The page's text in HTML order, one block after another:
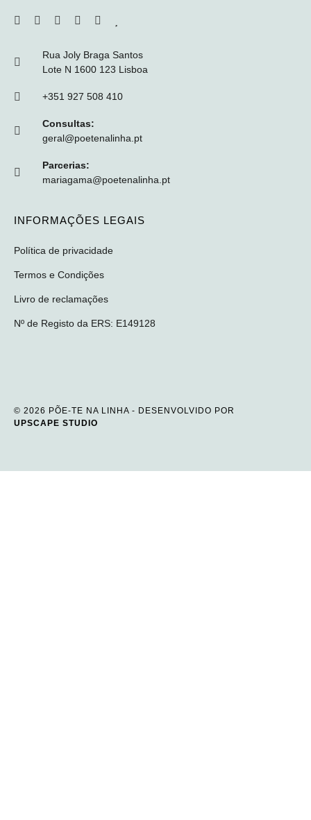
Rua Joly Braga Santos
Lote N 1600 123 Lisboa
+351 927 508 410
Consultas:
geral@poetenalinha.pt
Parcerias:
mariagama@poetenalinha.pt
INFORMAÇÕES LEGAIS
Política de privacidade
Termos e Condições
Livro de reclamações
Nº de Registo da ERS: E149128
© 2026 PÕE-TE NA LINHA - DESENVOLVIDO POR
UPSCAPE STUDIO